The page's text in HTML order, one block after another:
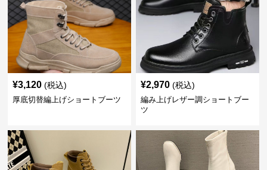
¥3,120 (税込)
厚底切替編上げショートブーツ
¥2,970 (税込)
編み上げレザー調ショートブー
ツ